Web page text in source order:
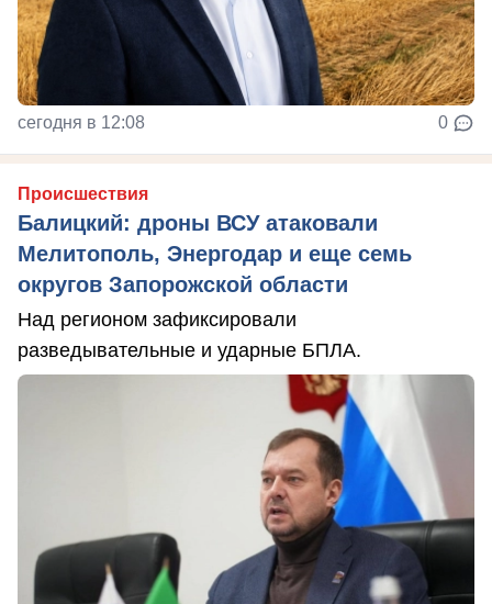
сегодня в 12:08 0
Происшествия
Балицкий: дроны ВСУ атаковали
Мелитополь, Энергодар и еще семь
округов Запорожской области
Над регионом зафиксировали
разведывательные и ударные БПЛА.